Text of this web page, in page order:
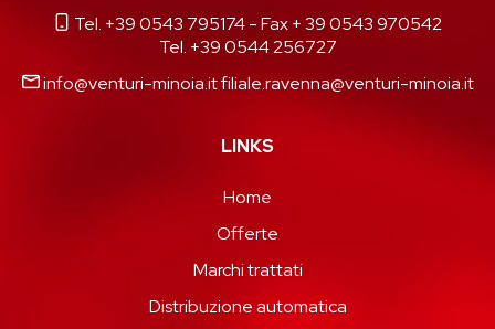
Tel. +39 0543 795174- Fax + 39 0543 970542
Tel. +39 0544 256727
info@venturi-minoia.itfiliale.ravenna@venturi-minoia.it
LINKS
Home
Offerte
Marchi trattati
Distribuzione automatica